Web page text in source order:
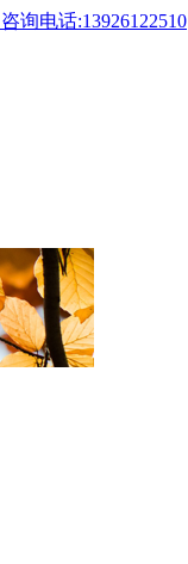
咨询电话:13926122510